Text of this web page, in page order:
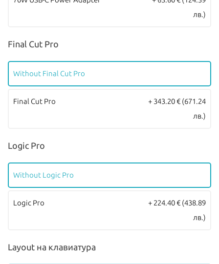
зареждане и свързване с външни устройства и 3.5mm аудио
Starlight, Space Gray и Midnight.
Всички Apple продукти предлагани от
стандартна международна гаранция и подлежат на гаранционно
обслужване от Apple Authorized Service Provider (официални
лв.)
Final Cut Pro
Without Final Cut Pro
Final Cut Pro + 343.20 € (671.24
лв.)
Logic Pro
Without Logic Pro
Logic Pro + 224.40 € (438.89
лв.)
Layout на клавиатура